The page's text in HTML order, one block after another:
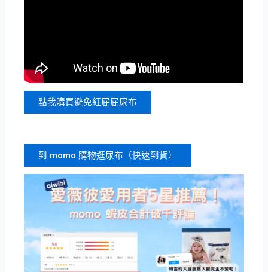
點我購買避免紅屁屁尿布
到 momo 購物逛尿布（快速到貨）